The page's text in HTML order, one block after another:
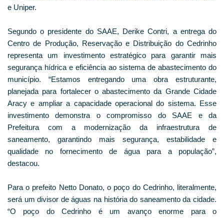
e Uniper.
Segundo o presidente do SAAE, Derike Contri, a entrega do
Centro de Produção, Reservação e Distribuição do Cedrinho
representa um investimento estratégico para garantir mais
segurança hídrica e eficiência ao sistema de abastecimento do
município. “Estamos entregando uma obra estruturante,
planejada para fortalecer o abastecimento da Grande Cidade
Aracy e ampliar a capacidade operacional do sistema. Esse
investimento demonstra o compromisso do SAAE e da
Prefeitura com a modernização da infraestrutura de
saneamento, garantindo mais segurança, estabilidade e
qualidade no fornecimento de água para a população”,
destacou.
Para o prefeito Netto Donato, o poço do Cedrinho, literalmente,
será um divisor de águas na história do saneamento da cidade.
“O poço do Cedrinho é um avanço enorme para o